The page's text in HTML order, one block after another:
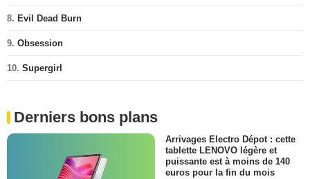
8. Evil Dead Burn
9. Obsession
10. Supergirl
Derniers bons plans
Arrivages Electro Dépot : cette
tablette LENOVO légère et
puissante est à moins de 140
euros pour la fin du mois